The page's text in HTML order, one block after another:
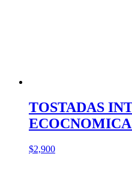
TOSTADAS
$2,900